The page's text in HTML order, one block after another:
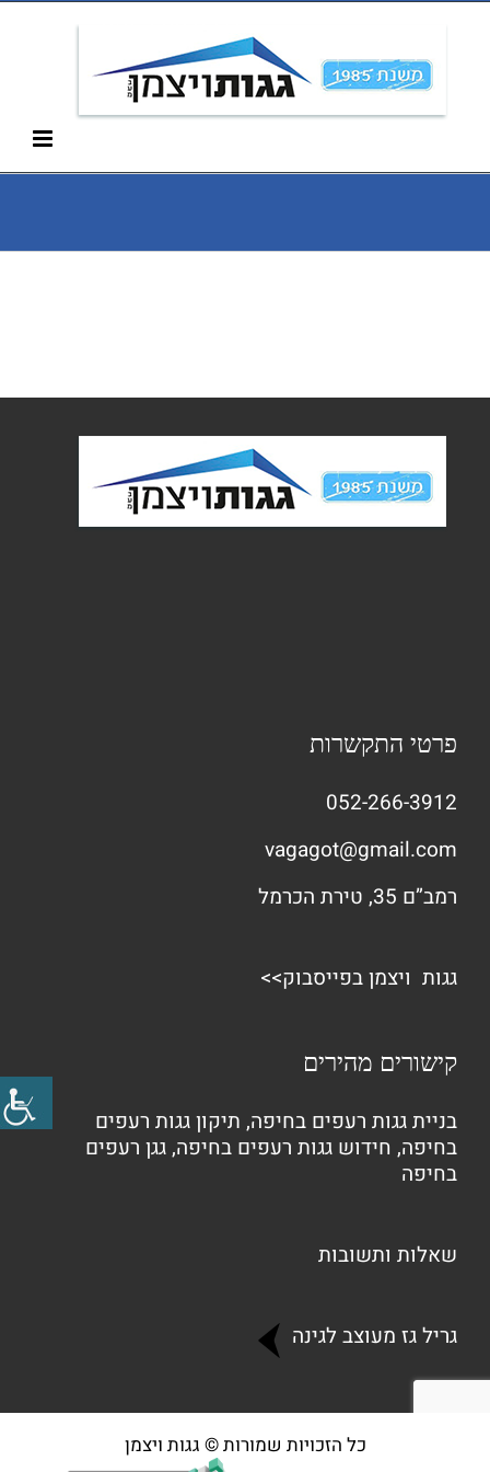
Skip
content
פרטי התקשרות
052-266-3912
vagagot@gmail.com
רמב”ם 35, טירת הכרמל
גגות ויצמן בפייסבוק>>
קישורים מהירים
בניית גגות רעפים בחיפה, תיקון גגות רעפים
בחיפה, חידוש גגות רעפים בחיפה,גגן רעפים
בחיפה
שאלות ותשובות
גריל גז מעוצב לגינה
כל הזכויות שמורות © גגות ויצמן